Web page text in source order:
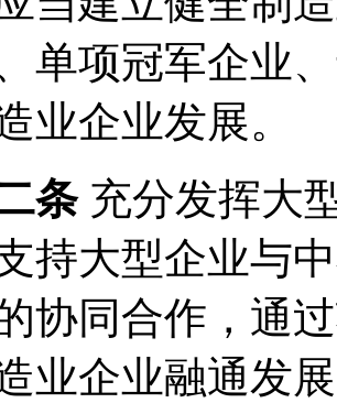
单项冠军企业
业企业发展。
条充分发挥大
持大型企业与
协同合作，通
业企业融通发